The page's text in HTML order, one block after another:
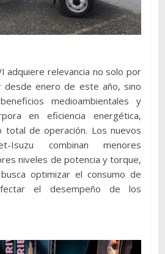
adquiere relevancia no solo por
desde enero de este año, sino
medioambientales y
en eficiencia energética,
total de operación. Los nuevos
Isuzu combinan menores
niveles de potencia y torque,
optimizar el consumo de
el desempeño de los